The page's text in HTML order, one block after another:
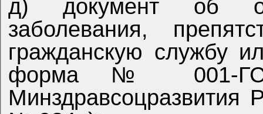
д) документ об отсутствии у гражданина
заболевания,
гражданскую службу
форма № 001-ГС/у
Минздравсоцразвития